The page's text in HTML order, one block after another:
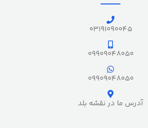
03191090045
09909048050
09909048050
آدرس ما در نقشه بلد